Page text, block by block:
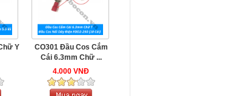
Y
CO301 Đầu Cos Cắm
Cái 6.3mm Chữ ...
4.000 VNĐ